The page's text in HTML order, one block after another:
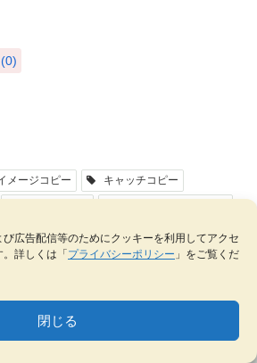
広告配信等のためにクッキーを利用してアクセ
詳しくは「 プライバシーポリシー 」をご覧くだ
閉じる
0)
メージコピー
キャッチコピー